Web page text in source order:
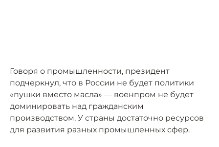
Говоря о промышленности, президент
подчеркнул, что в России не будет политики
«пушки вместо масла» — военпром не будет
доминировать над гражданским
производством. У страны достаточно ресурсов
для развития разных промышленных сфер.